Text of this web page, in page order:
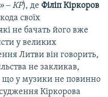
‒ КР), де Філіп Кіркоров
своїх
не бачать його вже
у великих
Литви він говорить,
не закликав,
що у музики не повинно
Кіркорова